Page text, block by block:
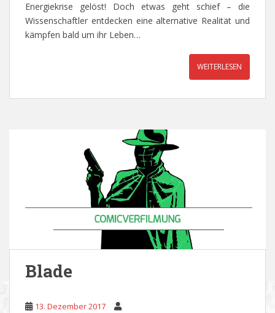
Energiekrise gelöst! Doch etwas geht schief – die
Wissenschaftler entdecken eine alternative Realität und
kämpfen bald um ihr Leben…
WEITERLESEN
Blade
13. Dezember 2017